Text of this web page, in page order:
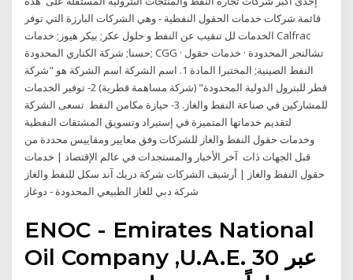
قائمة شركات خدمات الحقول النفطية - وهي الشركات البارزة التي توفر
الخدمات لل تنقيب عن النفط و حلول عكر; بيكر هيوز; خدمات Calfrac
حسنا; شركة الكناري المحدودة; CGG · تشالنجر المحدودة · خدمات حقول
النفط الصينية; المختبرا المادة 1. اسم الشركة اسم الشركة هو "شركة
قطر للبترول الدولية المحدودة" (شركة مساهمة قطرية) 2- توفير الخدمات
للمشاركين في صناعة النفط والغاز. 3- حيازة مكامن النفط تسعى الشركة
لتقديم خدماتها المتميزة في إستيراد وتسويق المشتقات النفطية
وخدمات حقول النفط والغاز للشركات وفق معايير ومقاييس محددة من
قبل الجهات ذات آخر الأخبار والمستجدات في عالم الإقتصاد | خدمات
حقول النفط والغاز | أرشيف الشركات شركة دريك آند سكل للنفط والغاز
ENOC - Emirates National
Oil Company ,U.A.E. عبر 30